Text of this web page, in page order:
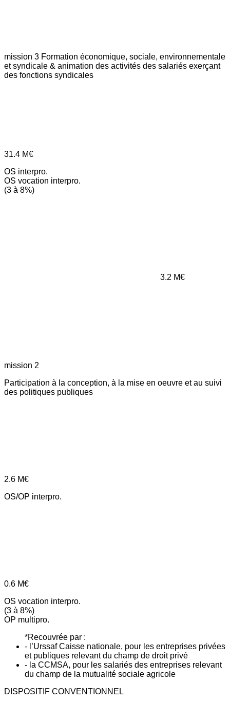
mission 3 Formation économique, sociale, environnementale
et syndicale & animation des activités des salariés exerçant
des fonctions syndicales
31.4 M€
OS interpro.
OS vocation interpro.
(3 à 8%)
3.2 M€
mission 2
Participation à la conception, à la mise en oeuvre et au suivi
des politiques publiques
2.6 M€
OS/OP interpro.
0.6 M€
OS vocation interpro.
(3 à 8%)
OP multipro.
*Recouvrée par :
- l’Urssaf Caisse nationale, pour les entreprises privées
et publiques relevant du champ de droit privé
- la CCMSA, pour les salariés des entreprises relevant
du champ de la mutualité sociale agricole
DISPOSITIF CONVENTIONNEL